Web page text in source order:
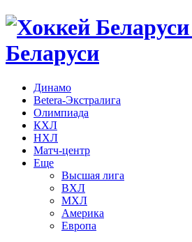
Беларуси
Динамо
Betera-Экстралига
Олимпиада
КХЛ
НХЛ
Матч-центр
Еще
Высшая лига
ВХЛ
МХЛ
Америка
Европа